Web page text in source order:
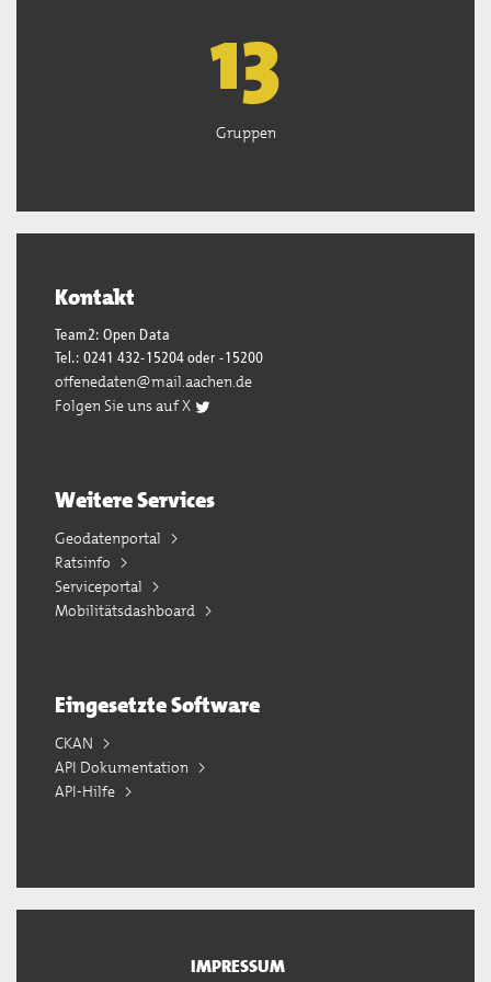
13
Gruppen
Kontakt
Team2: Open Data
Tel.: 0241 432-15204 oder -15200
offenedaten@mail.aachen.de
Folgen Sie uns auf X
Weitere Services
Geodatenportal
Ratsinfo
Serviceportal
Mobilitätsdashboard
Eingesetzte Software
CKAN
API Dokumentation
API-Hilfe
IMPRESSUM